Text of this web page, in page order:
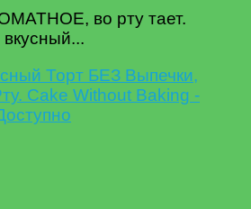
во рту тает.